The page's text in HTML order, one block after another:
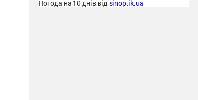
Погода на 10 днів від sinoptik.ua